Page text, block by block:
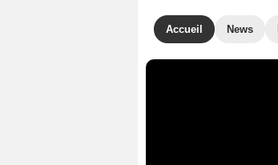
Accueil News